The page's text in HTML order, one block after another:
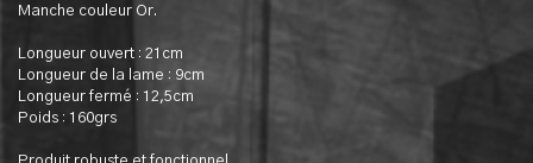
Manche couleur Or.
Longueur ouvert : 21cm
Longueur de la lame : 9cm
Longueur fermé : 12,5cm
Poids : 160grs